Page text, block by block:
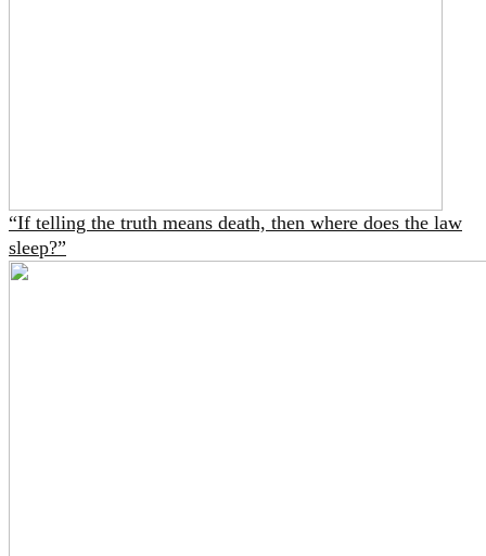
“If telling the truth means death, then where does the law
sleep?”